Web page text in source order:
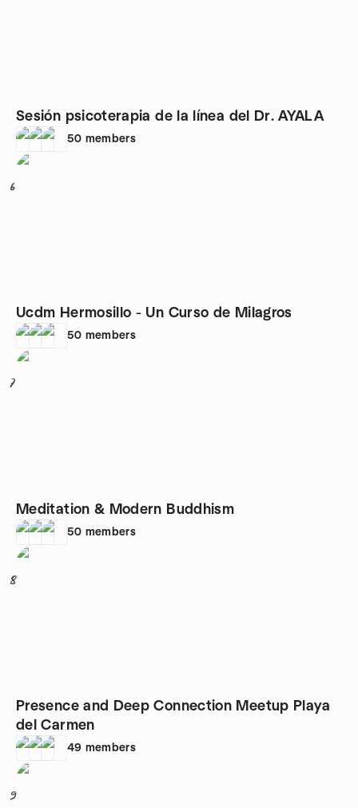
Sesión psicoterapia de la línea del Dr. AYALA
50 members
6
Ucdm Hermosillo - Un Curso de Milagros
50 members
7
Meditation & Modern Buddhism
50 members
8
Presence and Deep Connection Meetup Playa
del Carmen
49 members
9